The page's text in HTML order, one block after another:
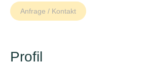
Anfrage / Kontakt
Profil